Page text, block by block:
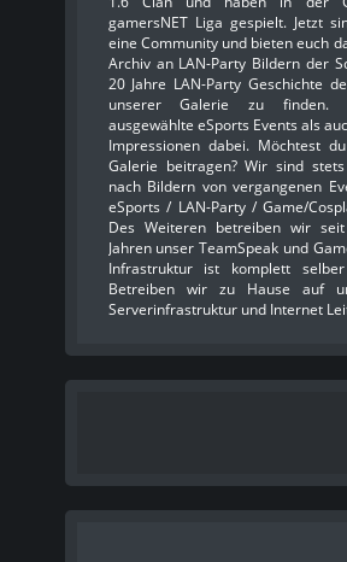
gamersNET Liga gespielt. Jetzt
eine Community und bieten euch
Archiv an LAN-Party Bildern der
20 Jahre LAN-Party Geschichte
unserer Galerie zu finden.
ausgewählte eSports Events als
Impressionen dabei. Möchtest
Galerie beitragen? Wir sind
nach Bildern von vergangenen
eSports / LAN-Party / Game/
Des Weiteren betreiben wir
Jahren unser TeamSpeak und
Infrastruktur ist komplett
Betreiben wir zu Hause auf
Serverinfrastruktur und Internet